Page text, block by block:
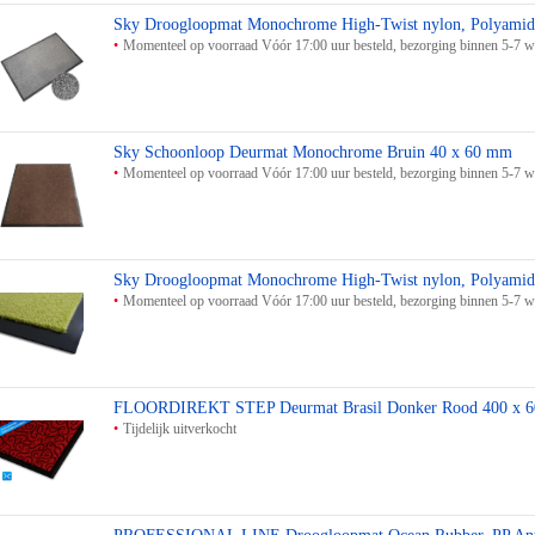
Sky Droogloopmat Monochrome High-Twist nylon,
Momenteel op voorraad Vóór 17:00 uur besteld, bezorging binnen 5-7
Sky Schoonloop Deurmat Monochrome Bruin 40 x 60 mm
Momenteel op voorraad Vóór 17:00 uur besteld, bezorging binnen 5-7
Sky Droogloopmat Monochrome High-Twist nylon,
Momenteel op voorraad Vóór 17:00 uur besteld, bezorging binnen 5-7
FLOORDIREKT STEP Deurmat Brasil Donker Rood 400 x
Tijdelijk uitverkocht